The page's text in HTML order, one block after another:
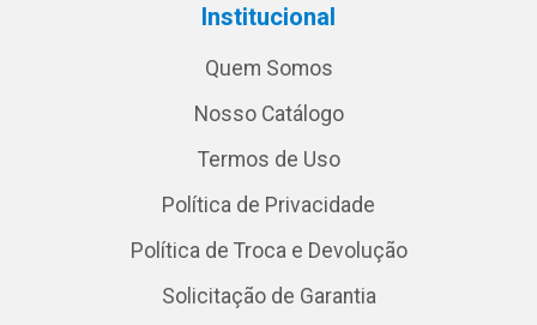
Institucional
Quem Somos
Nosso Catálogo
Termos de Uso
Política de Privacidade
Política de Troca e Devolução
Solicitação de Garantia